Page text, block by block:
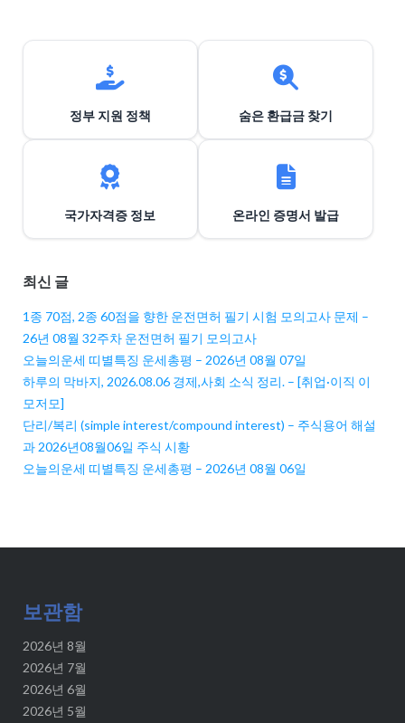
정부 지원 정책 숨은 환급금 찾기
국가자격증 정보 온라인 증명서 발급
최신 글
1종 70점, 2종 60점을 향한 운전면허 필기 시험 모의고사 문제 –
26년 08월 32주차 운전면허 필기 모의고사
오늘의운세 띠별특징 운세총평 – 2026년 08월 07일
하루의 막바지, 2026.08.06 경제,사회 소식 정리. – [취업·이직 이
모저모]
단리/복리 (simple interest/compound interest) – 주식용어 해설
과 2026년08월06일 주식 시황
오늘의운세 띠별특징 운세총평 – 2026년 08월 06일
보관함
2026년 8월
2026년 7월
2026년 6월
2026년 5월